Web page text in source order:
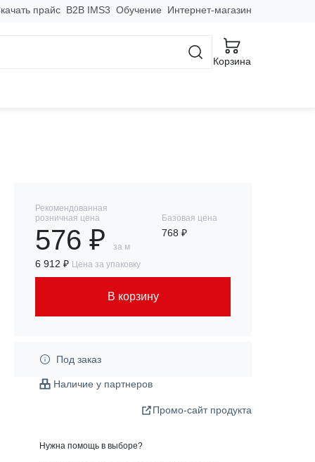
прайс B2B IMS3 Обучение Интернет-магазин
Корзина
Рекомендованная
розничная цена
576 ₽ за м
Базовая цена
768 ₽
6 912 ₽ Цена за упаковку
В корзину
Под заказ
Наличие у партнеров
Промо-сайт продукта
Нужна помощь в выборе?